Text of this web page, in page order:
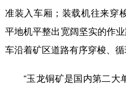
准装入车厢；装载机往来穿
平地机平整出宽阔坚实的作
车沿着矿区道路有序穿梭、循
“玉龙铜矿是国内第二大